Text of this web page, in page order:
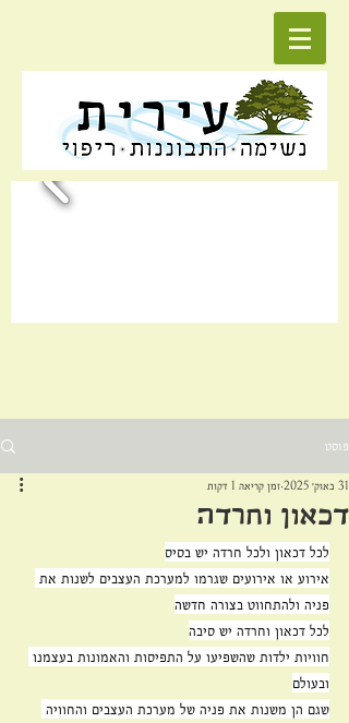
פוסט
דכאון וחרדה
31 באוק׳ 2025 זמן קריאה 1 דקות
לכל דכאון ולכל חרדה יש בסיס
אירוע או אירועים שגרמו למערכת העצבים לשנות את
פניה ולהתחווט בצורה חדשה
לכל דכאון וחרדה יש סיבה
חוויות ילדות שהשפיעו על התפיסות והאמונות בעצמנו
ובעולם
שגם הן משנות את פניה של מערכת העצבים והחוויה